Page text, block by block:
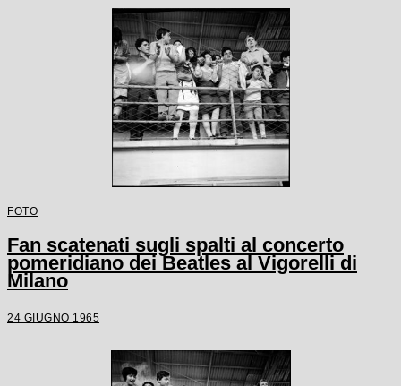
FOTO
Fan scatenati sugli spalti al concerto
pomeridiano dei Beatles al Vigorelli di
Milano
24 GIUGNO 1965